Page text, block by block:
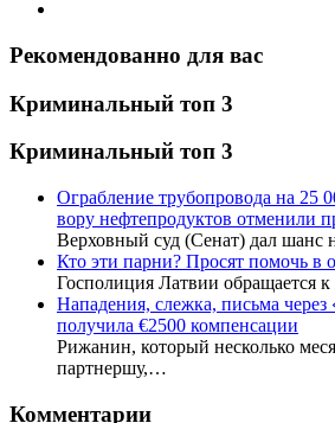
Рекомендованно для вас
Криминальный топ 3
Криминальный топ 3
Ограбление трубопровода на 25
вору нефтепродуктов отменили
Верховный суд (Сенат) дал шанс
Кто эти парни? Просят помочь в
Госполиция Латвии обращается
Нападения, слежка, письма
получила €2500 компенсации
Рижанин, который несколько
партнершу,…
Комментарии